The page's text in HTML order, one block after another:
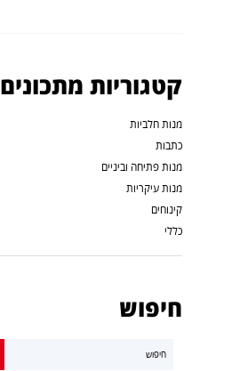
קטגוריות מתכונים
מנות חלביות
כתבות
מנות פתיחה וביניים
מנות עיקריות
קינוחים
כללי
חיפוש